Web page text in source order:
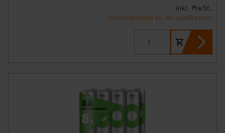
inkl. MwSt.
Informationen zu Versandkosten